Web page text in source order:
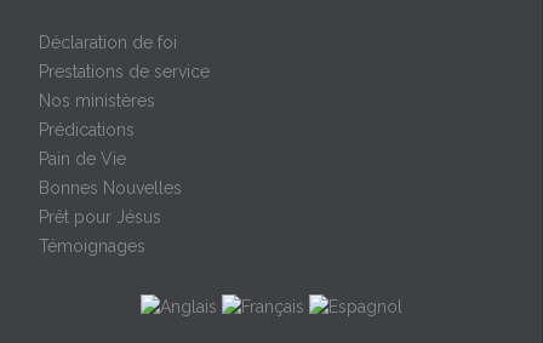
Déclaration de foi
Prestations de service
Nos ministères
Prédications
Pain de Vie
Bonnes Nouvelles
Prêt pour Jésus
Témoignages